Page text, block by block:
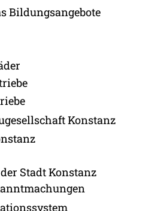
Bildungsangebote
Konstanz
Stadt Konstanz